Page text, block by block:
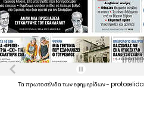
Ταπρωτοσέλιδατωνεφημερίδων- protoselida